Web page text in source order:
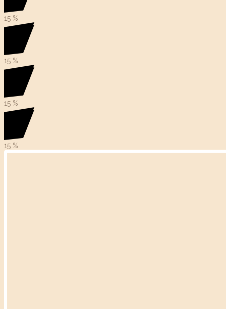
15 %
15 %
15 %
15 %